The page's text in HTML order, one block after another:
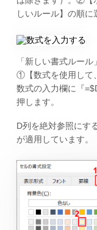
しいルール】の順に
「新しい書式ルー
①【数式を使用して
数式の入力欄に『
押します。
D列を絶対参照にす
が適用しています。